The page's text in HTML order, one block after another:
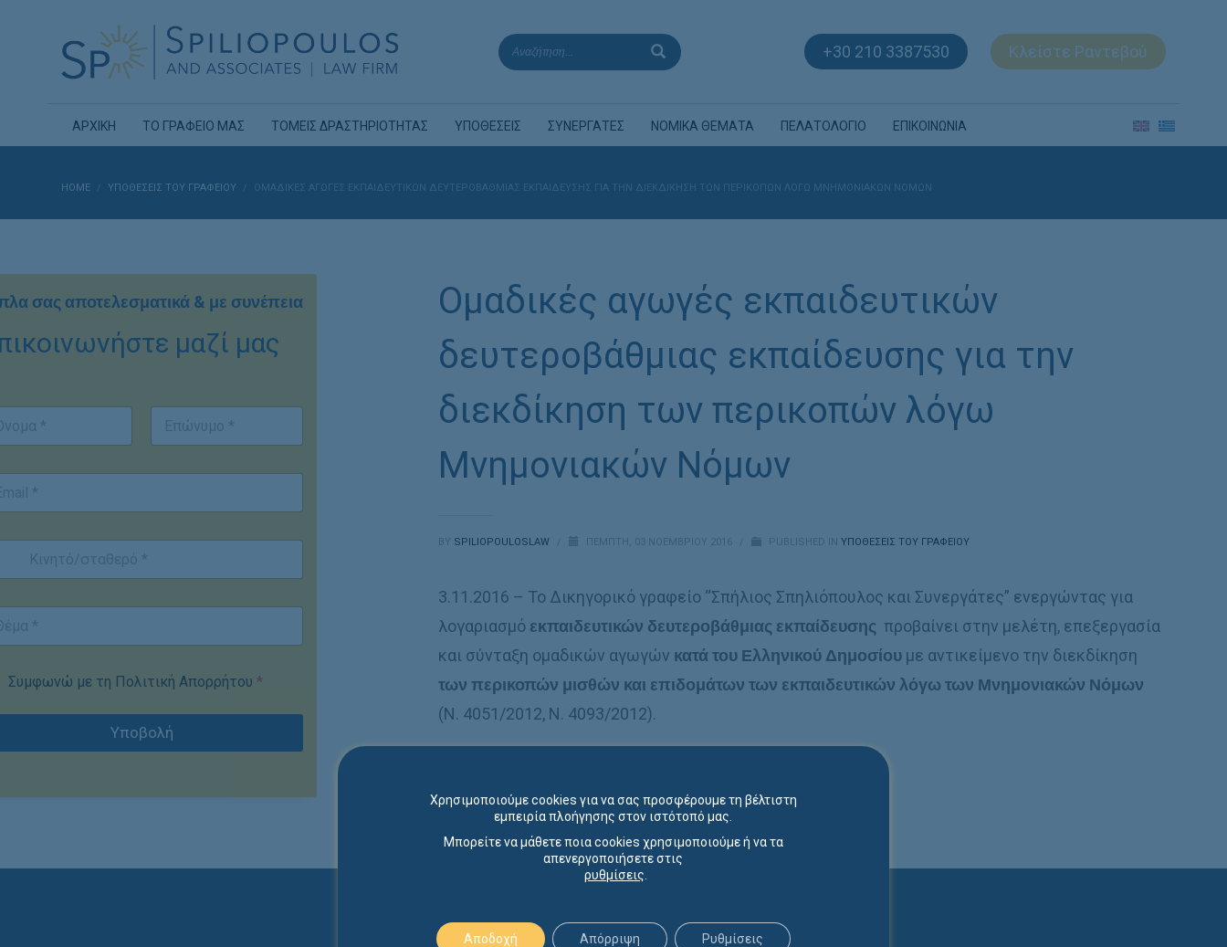
+30 210 3387530 Κλείστε Ραντεβού
ΑΡΧΙΚΗ ΤΟ ΓΡΑΦΕΙΟ ΜΑΣ ΤΟΜΕΙΣ ΔΡΑΣΤΗΡΙΟΤΗΤΑΣ ΥΠΟΘΕΣΕΙΣ ΣΥΝΕΡΓΑΤΕΣ ΝΟΜΙΚΑ ΘΕΜΑΤΑ ΠΕΛΑΤΟΛΟΓΙΟ ΕΠΙΚΟΙΝΩΝΙΑ
HOME ΥΠΟΘΈΣΕΙΣ ΤΟΥ ΓΡΑΦΕΊΟΥ ΟΜΑΔΙΚΈΣ ΑΓΩΓΈΣ ΕΚΠΑΙΔΕΥΤΙΚΏΝ ΔΕΥΤΕΡΟΒΆΘΜΙΑΣ ΕΚΠΑΊΔΕΥΣΗΣ ΓΙΑ ΤΗΝ ΔΙΕΚΔΊΚΗΣΗ ΤΩΝ ΠΕΡΙΚΟΠΏΝ ΛΌΓΩ ΜΝΗΜΟΝΙΑΚΏΝ ΝΌΜΩΝ
Ομαδικές αγωγές εκπαιδευτικών
δευτεροβάθμιας εκπαίδευσης για την
διεκδίκηση των περικοπών λόγω
Μνημονιακών Νόμων
BY SPILIOPOULOSLAW ΠΈΜΠΤΗ, 03 ΝΟΕΜΒΡΊΟΥ 2016 PUBLISHED INΥΠΟΘΈΣΕΙΣ ΤΟΥ ΓΡΑΦΕΊΟΥ
3.11.2016 – Το Δικηγορικό γραφείο “Σπήλιος Σπηλιόπουλος και Συνεργάτες” ενεργώντας για
λογαριασμό εκπαιδευτικών δευτεροβάθμιας εκπαίδευσης προβαίνει στην μελέτη, επεξεργασία
και σύνταξη ομαδικών αγωγών κατά του Ελληνικού Δημοσίου με αντικείμενο την διεκδίκηση
των περικοπών μισθών και επιδομάτων των εκπαιδευτικών λόγω των Μνημονιακών Νόμων
(Ν. 4051/2012, Ν. 4093/2012).
σας αποτελεσματικά & με συνέπεια
μαζί μας
Συμφωνώ με τη Πολιτική Απορρήτου *
Υποβολή
Χρησιμοποιούμε cookies για να σας προσφέρουμε τη βέλτιστη
εμπειρία πλοήγησης στον ιστότοπό μας.
Μπορείτε να μάθετε ποια cookies χρησιμοποιούμε ή να τα
απενεργοποιήσετε στις
ρυθμίσεις
Αποδοχή Απόρριψη Ρυθμίσεις